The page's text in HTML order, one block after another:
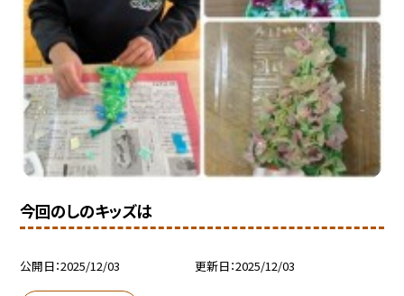
今回のしのキッズは
公開日 2025/12/03 更新日 2025/12/03